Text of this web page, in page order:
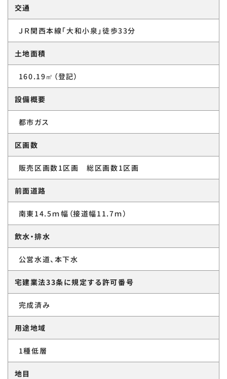
交通
ＪＲ関西本線「大和小泉」徒歩33分
土地面積
160.19㎡（登記）
設備概要
都市ガス
区画数
販売区画数1区画 総区画数1区画
前面道路
南東14.5ｍ幅（接道幅11.7ｍ）
飲水・排水
公営水道、本下水
宅建業法33条に規定する許可番号
完成済み
用途地域
1種低層
地目